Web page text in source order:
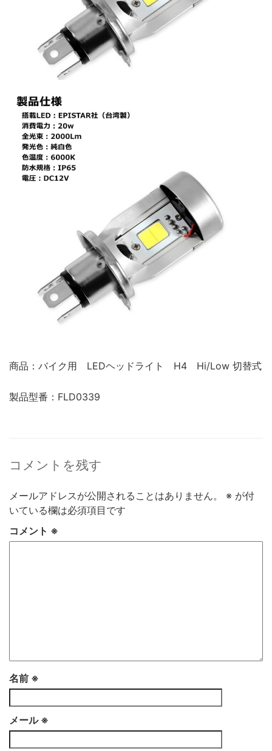
商品：バイク用 LEDヘッドライト H4 Hi/Low 切替式
製品型番：FLD0339
コメントを残す
メールアドレスが公開されることはありません。 ※ が付
いている欄は必須項目です
コメント ※
名前 ※
メール ※